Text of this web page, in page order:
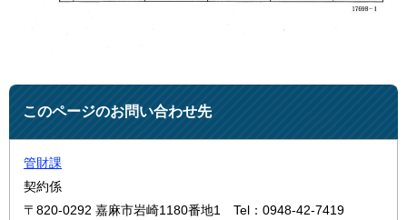
このページのお問い合わせ先
管財課
契約係
〒820-0292 嘉麻市岩崎1180番地1
Tel：0948-42-7419